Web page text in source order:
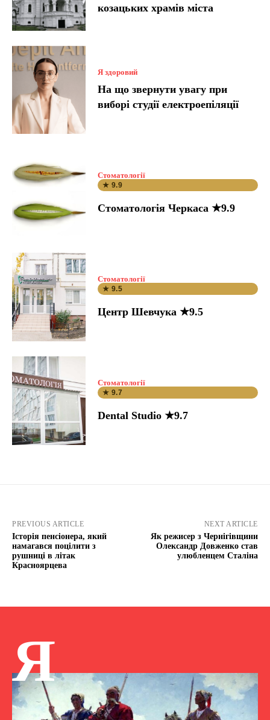
козацьких храмів міста
Я здоровий
На що звернути увагу при
виборі студії електроепіляції
Стоматології
★ 9.9
Стоматологія Черкаса ★9.9
Стоматології
★ 9.5
Центр Шевчука ★9.5
Стоматології
★ 9.7
Dental Studio ★9.7
PREVIOUS ARTICLE
Історія пенсіонера, який
намагався поцілити з
рушниці в літак
Красноярцева
NEXT ARTICLE
Як режисер з Чернігівщини
Олександр Довженко став
улюбленцем Сталіна
Я